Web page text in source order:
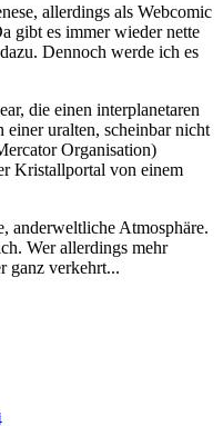
allerdings als Webcomic
gibt es immer wieder nette
Dennoch werde ich es
die einen interplanetaren
einer uralten, scheinbar nicht
Organisation)
Kristallportal von einem
anderweltliche Atmosphäre.
Wer allerdings mehr
ganz verkehrt...